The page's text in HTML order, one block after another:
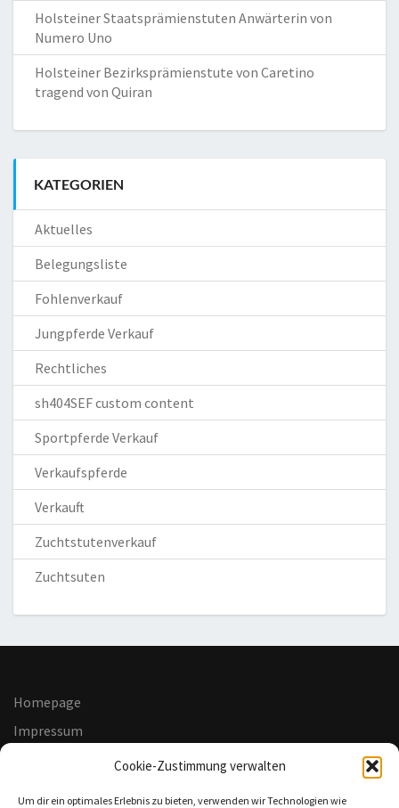
Cookie-Zustimmung verwalten
Um dir ein optimales Erlebnis zu bieten, verwenden wir Technologien wie
Holsteiner Staatsprämienstuten Anwärterin von
Numero Uno
Holsteiner Bezirksprämienstute von Caretino
tragend von Quiran
KATEGORIEN
Aktuelles
Belegungsliste
Fohlenverkauf
Jungpferde Verkauf
Rechtliches
sh404SEF custom content
Sportpferde Verkauf
Verkaufspferde
Verkauft
Zuchtstutenverkauf
Zuchtsuten
Homepage
Impressum
Datenschutzerklärung